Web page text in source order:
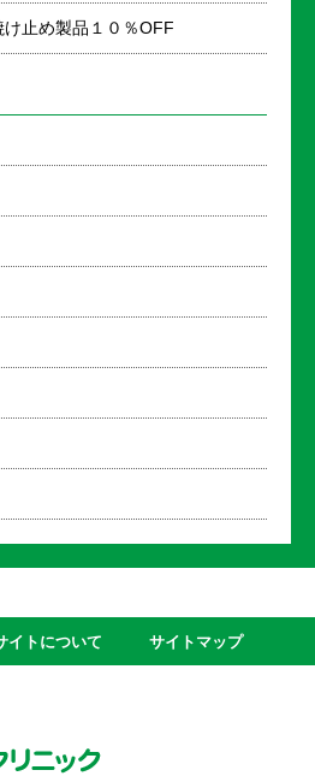
け止め製品１０％OFF
イトについて サイトマップ